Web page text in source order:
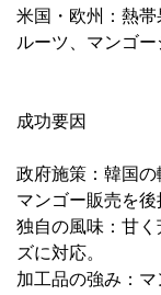
米国・欧州：熱
ルーツ、マンゴー
成功要因
政府施策：韓国
マンゴー販売を後
独自の風味：甘
ズに対応。
加工品の強み：